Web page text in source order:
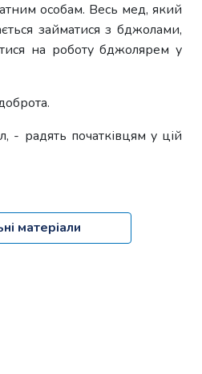
особам. Весь мед, який
займатися з бджолами,
на роботу бджолярем у
- радять початківцям у цій
матеріали